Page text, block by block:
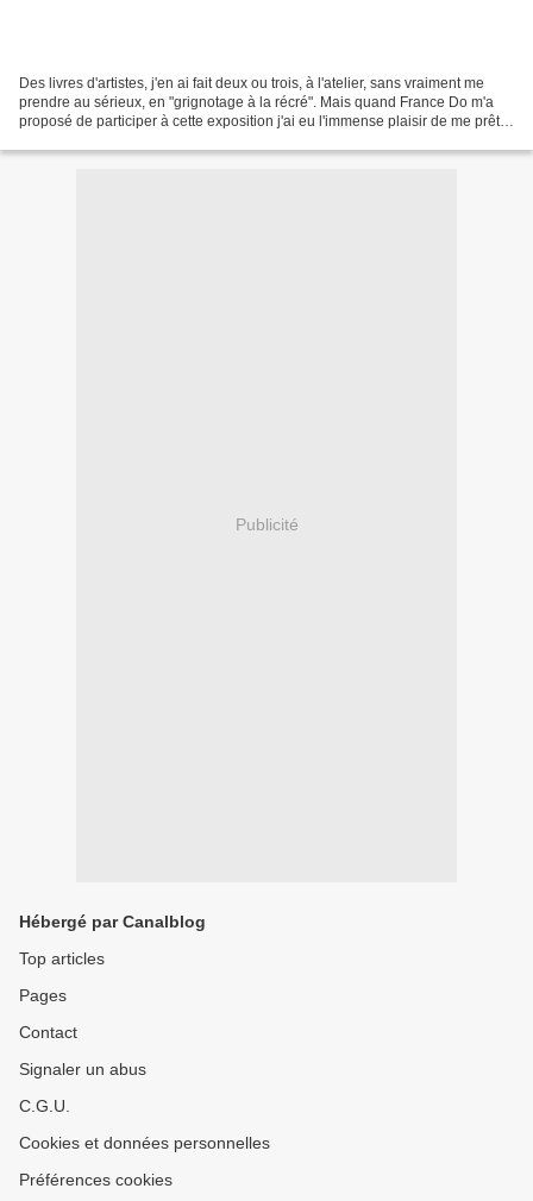
Des livres d'artistes, j'en ai fait deux ou trois, à l'atelier, sans vraiment me
prendre au sérieux, en "grignotage à la récré". Mais quand France Do m'a
proposé de participer à cette exposition j'ai eu l'immense plaisir de me prêter
Publicité
Hébergé par Canalblog
Top articles
Pages
Contact
Signaler un abus
C.G.U.
Cookies et données personnelles
Préférences cookies